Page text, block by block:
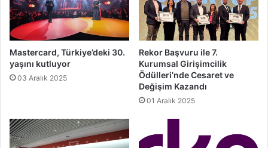
Mastercard, Türkiye’deki 30.
yaşını kutluyor
03 Aralık 2025
Rekor Başvuru ile 7.
Kurumsal Girişimcilik
Ödülleri’nde Cesaret ve
Değişim Kazandı
01 Aralık 2025